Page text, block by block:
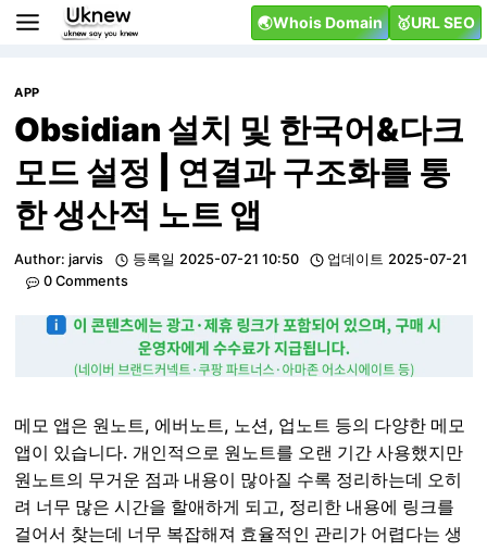
Skip
🌏Whois Domain 🥇URL SEO
APP
Obsidian 설치 및 한국어&다크
모드 설정 | 연결과 구조화를 통
한 생산적 노트 앱
Author: jarvis 등록일 2025-07-21 10:50 업데이트 2025-07-21
0 Comments
메모 앱은 원노트, 에버노트, 노션, 업노트 등의 다양한 메모
앱이 있습니다. 개인적으로 원노트를 오랜 기간 사용했지만
원노트의 무거운 점과 내용이 많아질 수록 정리하는데 오히
려 너무 많은 시간을 할애하게 되고, 정리한 내용에 링크를
걸어서 찾는데 너무 복잡해져 효율적인 관리가 어렵다는 생